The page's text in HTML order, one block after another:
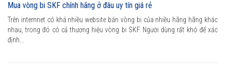
Mua vòng bi SKF chính hãng ở đâu uy tín giá rẻ
Trên internnet có khá nhiều website bán vòng bi của nhiều hãng hãng khác
nhau, trong đó có cả thương hiệu vòng bi SKF. Người dùng rất khó để xác
định...